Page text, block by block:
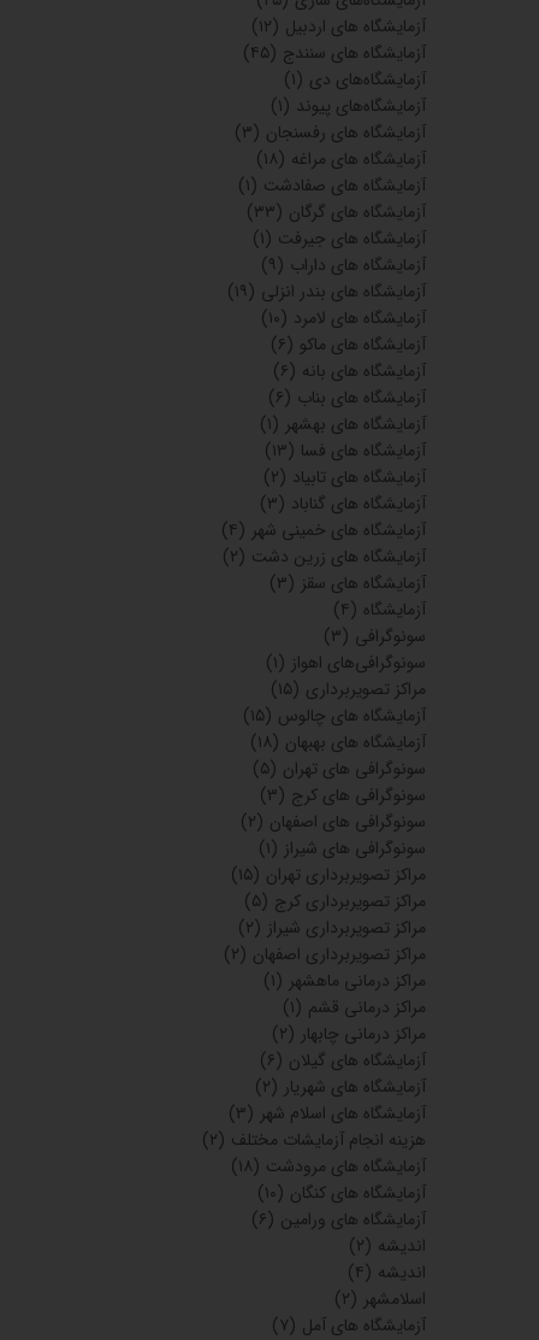
آزمایشگاه های ایلام (۲۶)
آزمایشگاه های یاسوج (۲۲)
آزمایشگاه های سمنان
آزمایشگاه های اراک (۴۲)
آزمایشگاه های بندر عباس (۲۱)
آزمایشگاه‌های لارستان (۵)
آزمایشگاه‌های همدان (۱۳۴)
آزمایشگاه‌های قزوین
(۸۳)
آزمایشگاه‌های دزفول (۱۷)
آزمایشگاه‌های شاهرود (۹)
گرفتن جواب آزمایش با بارکد (۱)
آزمون همراه (۱)
آزمایشگاه‌های ایلام (۵)
آزمایشگاه های کرمان (۶۸)
آزمایشگاه های میانه
(۱۱)
آزمایشگاه های شهرکرد (۲۲)
آزمایشگاه های کازرون (۶)
آزمایشگاه‌های ساری (۲۵)
آزمایشگاه های اردبیل (۱۲)
آزمایشگاه های سنندج
(۴۵)
آزمایشگاه‌های دی
آزمایشگاه‌های پیوند (۱)
آزمایشگاه های رفسنجان
آزمایشگاه های مراغه
آزمایشگاه های صفادشت
آزمایشگاه های گرگان (۳۳)
آزمایشگاه های جیرفت
(۱)
آزمایشگاه های داراب (۹)
آزمایشگاه های بندر انزلی (۱۹)
آزمایشگاه های لامرد (۱۰)
آزمایشگاه های ماکو (۶)
آزمایشگاه های بانه
(۶)
آزمایشگاه های بناب (۶)
آزمایشگاه های بهشهر (۱)
آزمایشگاه های فسا (۱۳)
آزمایشگاه های تابیاد (۲)
آزمایشگاه های گناباد (۳)
آزمایشگاه های خمینی شهر
آزمایشگاه های زرین دشت
آزمایشگاه های سقز (۳)
آزمایشگاه (۴)
سونوگرافی (۳)
سونوگرافی‌های اهواز
مراکز تصویربرداری (۱۵)
آزمایشگاه های چالوس (۱۵)
آزمایشگاه های بهبهان (۱۸)
سونوگرافی های تهران
سونوگرافی های کرج
سونوگرافی های اصفهان
سونوگرافی های شیراز (۱)